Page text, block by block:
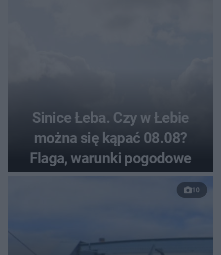
Sinice Łeba. Czy w Łebie
można się kąpać 08.08?
Flaga, warunki pogodowe
10